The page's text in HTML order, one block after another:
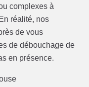
complexes à
réalité, nos
de vous
de débouchage de
en présence.